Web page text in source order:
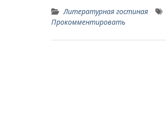
Литературная гостиная
Прокомментировать